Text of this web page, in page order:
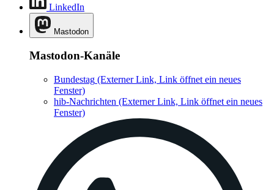
LinkedIn
Mastodon
Mastodon-Kanäle
Bundestag (Externer Link, Link öffnet ein neues
Fenster)
hib-Nachrichten (Externer Link, Link öffnet ein neues
Fenster)